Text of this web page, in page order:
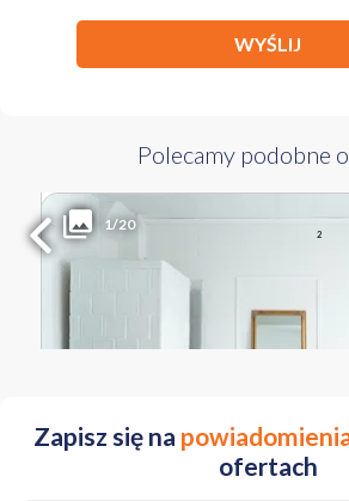
WYŚLIJ
Polecamy podobne
1/20Liczba pokoi
2
WIELKOPOLSKIE Poznań Jeżyce ul.
Zapisz się na
ofertach